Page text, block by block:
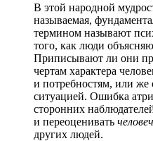
В этой народной
называемая,
термином называют
того, как люди
Приписывают ли они
чертам характера
и потребностям, или же
ситуацией. Ошибка
сторонних
и переоценивать
других людей.